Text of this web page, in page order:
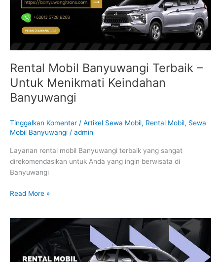
Rental Mobil Banyuwangi Terbaik –
Untuk Menikmati Keindahan
Banyuwangi
Tinggalkan Komentar / Artikel Sewa Mobil, Rental Mobil, Sewa
Mobil Banyuwangi / admin
Layanan rental mobil Banyuwangi terbaik yang sangat
direkomendasikan untuk Anda yang ingin berwisata di
Banyuwangi
Menikmati
Keindahan
Banyuwangi
Read More »
Rental
Mobil
Terbaik
Dengan